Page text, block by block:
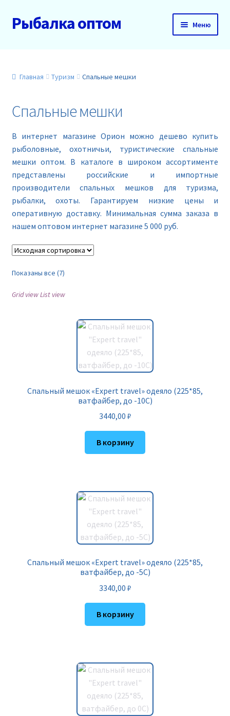
Перейти
к
Перейти
к
Рыбалка оптом Меню
О нас
Доставка и оплата
Акции
Новинки
Прайс
Контакты
Главная Туризм Спальные мешки
Спальные мешки
В интернет магазине Орион можно дешево купить
рыболовные, охотничьи, туристические спальные
мешки оптом. В каталоге в широком ассортименте
представлены российские и импортные
производители спальных мешков для туризма,
рыбалки, охоты. Гарантируем низкие цены и
оперативную доставку. Минимальная сумма заказа в
нашем оптовом интернет магазине 5 000 руб.
Показаны все (7)
Grid viewList view
Спальный мешок «Expert travel» одеяло (225*85,
ватфайбер, до -10С)
3440,00 ₽
В корзину
Спальный мешок «Expert travel» одеяло (225*85,
ватфайбер, до -5С)
3340,00 ₽
В корзину